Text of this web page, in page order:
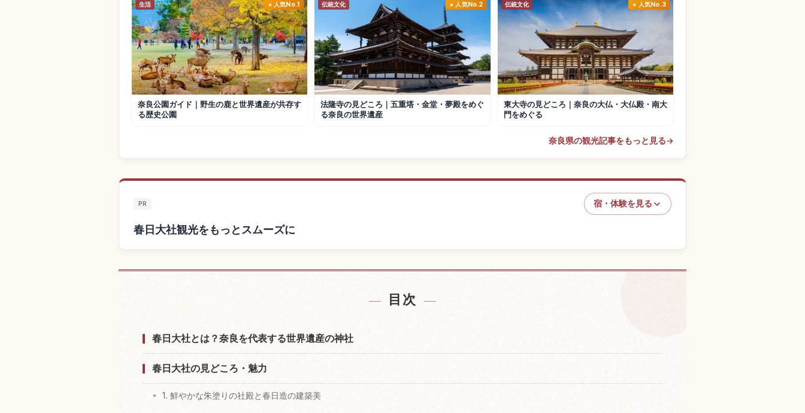
生活 人気No.1
奈良公園ガイド｜野生の鹿と世界遺産が共存す
る歴史公園
伝統文化 人気No.2
法隆寺の見どころ｜五重塔・金堂・夢殿をめぐ
る奈良の世界遺産
伝統文化 人気No.3
東大寺の見どころ｜奈良の大仏・大仏殿・南大
門をめぐる
奈良県の観光記事をもっと見る→
PR 宿・体験を見る
春日大社観光をもっとスムーズに
目次
春日大社とは？奈良を代表する世界遺産の神社
春日大社の見どころ・魅力
1. 鮮やかな朱塗りの社殿と春日造の建築美